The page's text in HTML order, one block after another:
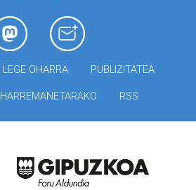
LEGE OHARRA PUBLIZITATEA
HARREMANETARAKO RSS